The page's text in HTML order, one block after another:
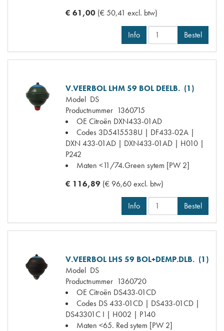
€ 61,00 (€ 50,41 excl. btw)
Info Bestel
V.VEERBOL LHM 59 BOL DEELB. (1)
Model DS
Productnummer 1360715
OE Citroën DXN433-01AD
Codes 3D5415538U | DF433-02A |
DXN 433-01AD | DXN433-01AD | H010 |
P242
Maten <11/74.Green sytem [PW 2]
€ 116,89 (€ 96,60 excl. btw)
Info Bestel
V.VEERBOL LHS 59 BOL+DEMP.DLB. (1)
Model DS
Productnummer 1360720
OE Citroën DS433-01CD
Codes DS 433-01CD | DS433-01CD |
DS43301C I | H002 | P140
Maten <65. Red sytem [PW 2]